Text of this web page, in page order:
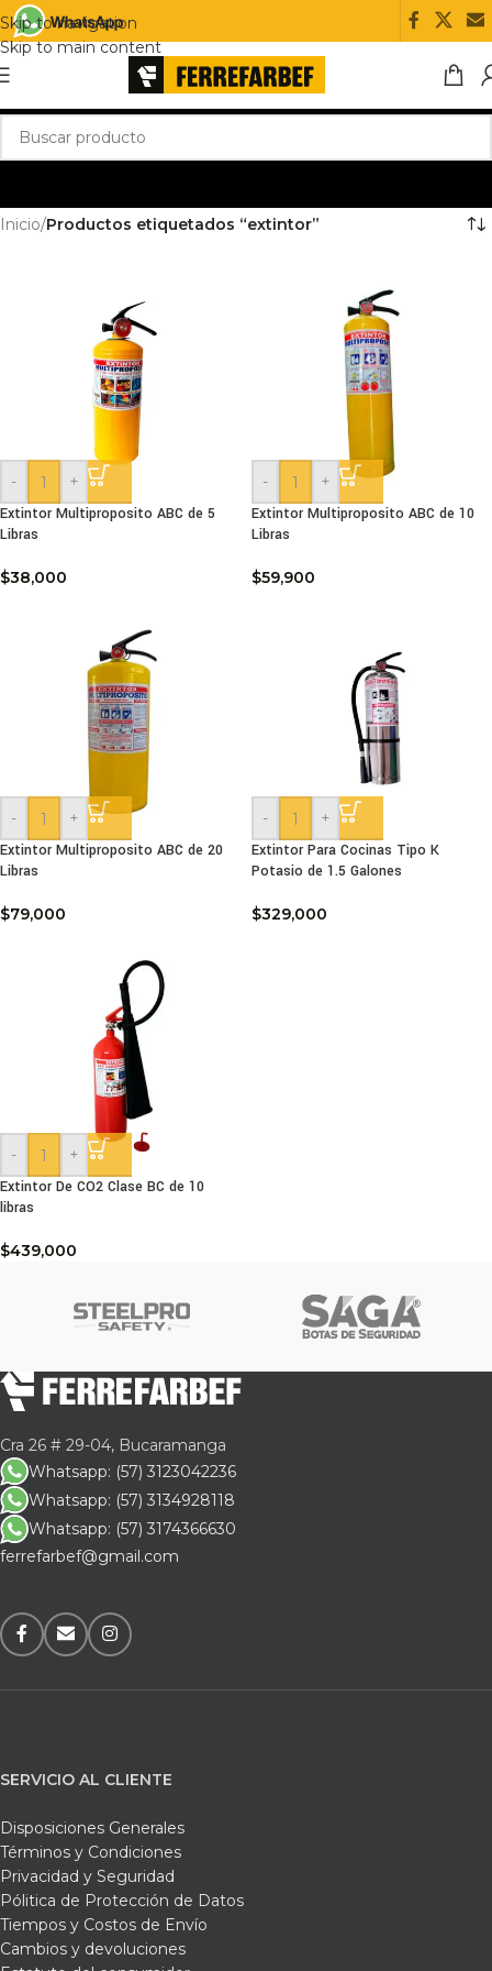
Skip to navigation
Skip to main content
Inicio/Productos etiquetados “extintor”
-
+
Extintor Multiproposito ABC de 5
Libras
$38,000
-
+
Extintor Multiproposito ABC de 10
Libras
$59,900
-
+
Extintor Multiproposito ABC de 20
Libras
$79,000
-
+
Extintor Para Cocinas Tipo K
Potasio de 1.5 Galones
$329,000
-
+
Extintor De CO2 Clase BC de 10
libras
$439,000
Cra 26 # 29-04, Bucaramanga
Whatsapp: (57) 3123042236
Whatsapp: (57) 3134928118
Whatsapp: (57) 3174366630
ferrefarbef@gmail.com
SERVICIO AL CLIENTE
Disposiciones Generales
Términos y Condiciones
Privacidad y Seguridad
Pólitica de Protección de Datos
Tiempos y Costos de Envío
Cambios y devoluciones